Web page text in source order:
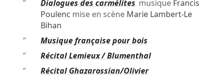
″
Dialogues des carmélites musique Francis
Poulenc mise en scène Marie Lambert-Le
Bihan
″
Musique française pour bois
″
Récital Lemieux / Blumenthal
″
Récital Ghazarossian/Olivier